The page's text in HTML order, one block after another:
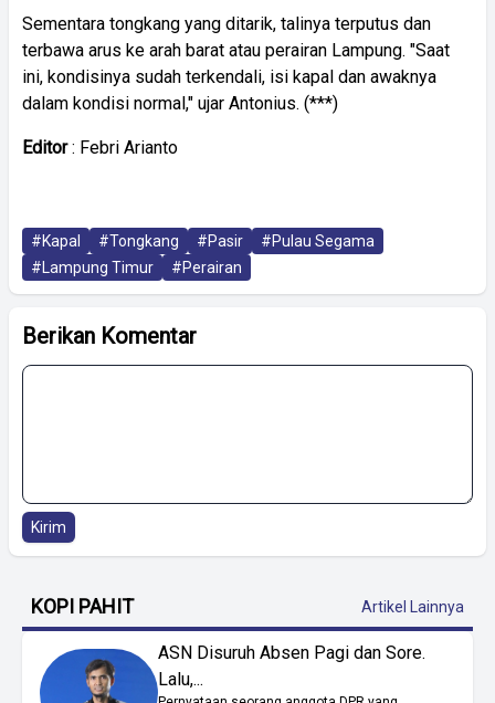
Sementara tongkang yang ditarik, talinya terputus dan
terbawa arus ke arah barat atau perairan Lampung. "Saat
ini, kondisinya sudah terkendali, isi kapal dan awaknya
dalam kondisi normal," ujar Antonius. (***)
Editor: Febri Arianto
#Kapal #Tongkang #Pasir
#Pulau Segama
#Lampung Timur
#Perairan
Berikan Komentar
Kirim
KOPI PAHIT Artikel Lainnya
ASN Disuruh Absen Pagi dan Sore.
Lalu,...